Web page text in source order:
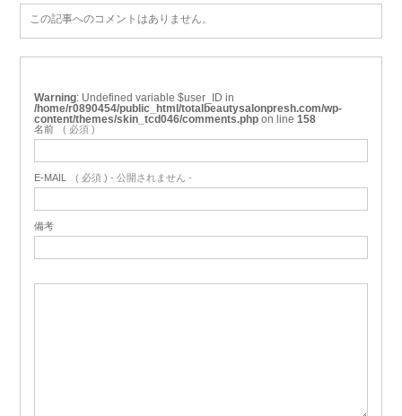
この記事へのコメントはありません。
Warning : Undefined variable $user_ID in
/home/r0890454/public_html/totalbeautysalonpresh.com/wp-
content/themes/skin_tcd046/comments.php on line 158
名前 ( 必須 )
E-MAIL ( 必須 ) - 公開されません -
備考